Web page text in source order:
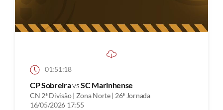
01:51:18
CP SobreiravsSC Marinhense
CN 2ª Divisão | Zona Norte | 26ª Jornada
16/05/2026 17:55